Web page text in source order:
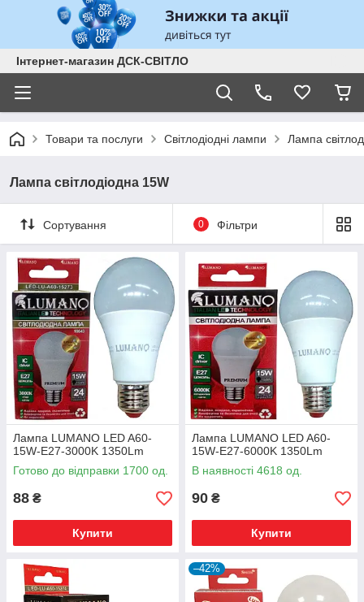
Інтернет-магазин ДСК-СВІТЛО
Товари та послуги Світлодіодні лампи Лампа
Лампа світлодіодна 15W
Сортування 0 Фільтри
Лампа LUMANO LED A60-
15W-E27-3000K 1350Lm
Готово до відправки 1700 од.
88 ₴
Купити
Лампа LUMANO LED A60-
15W-E27-6000K 1350Lm
В наявності 4618 од.
90 ₴
Купити
–42%